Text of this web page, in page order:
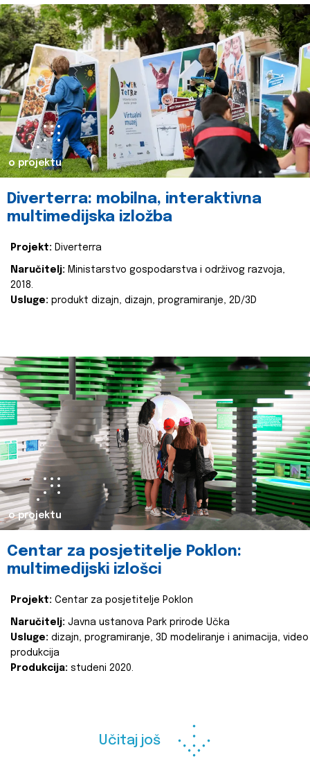
o projektu
Diverterra: mobilna, interaktivna
multimedijska izložba
Projekt: Diverterra
Naručitelj: Ministarstvo gospodarstva i održivog razvoja,
2018.
Usluge: produkt dizajn, dizajn, programiranje, 2D/3D
o projektu
Centar za posjetitelje Poklon:
multimedijski izlošci
Projekt: Centar za posjetitelje Poklon
Naručitelj: Javna ustanova Park prirode Učka
Usluge: dizajn, programiranje, 3D modeliranje i animacija, video
produkcija
Produkcija: studeni 2020.
Učitaj još